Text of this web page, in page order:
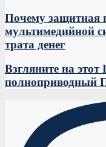
Почему защитная
мультимедийной
трата денег
Взгляните на
полноприводный